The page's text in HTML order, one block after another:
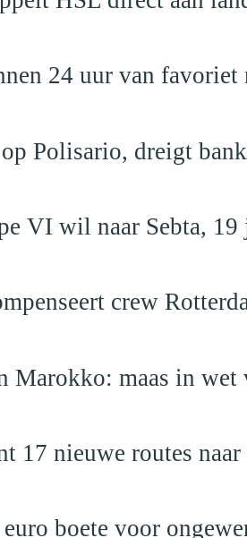
24 uur van
Polisario, dreigt
VI wil naar Sebta,
crew
Marokko: maas in
17 nieuwe routes
boete voor